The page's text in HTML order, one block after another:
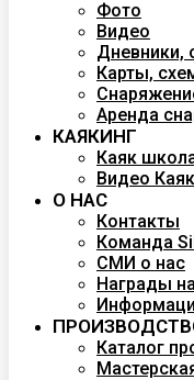
Фото
Видео
Дневники,
Карты,
Аренда
КАЯКИНГ
Каяк
Видео
О НАС
Контакты
Команда
СМИ о нас
Награды
Каталог